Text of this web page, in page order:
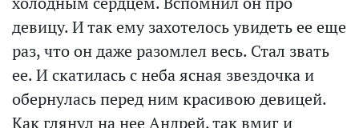
девицу. И так ему захотелось увидеть ее еще
раз, что он даже разомлел весь. Стал звать
ее. И скатилась с неба ясная звездочка и
обернулась перед ним красивою девицей.
Как глянул на нее Андрей, так вмиг и